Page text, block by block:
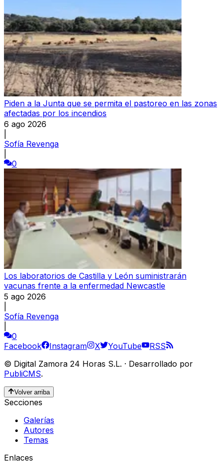
Piden a la Junta que se permita el pastoreo en las zonas
afectadas por los incendios
6 ago 2026
Sofía Revenga
0
Los laboratorios de Castilla y León suministrarán
vacunas frente a la enfermedad Newcastle
5 ago 2026
Sofía Revenga
0
Facebook
Instagram X YouTube
RSS
© Digital Zamora 24 Horas S.L. · Desarrollado por
PubliCMS.
Volver arriba
Secciones
Galerías
Autores
Temas
Enlaces